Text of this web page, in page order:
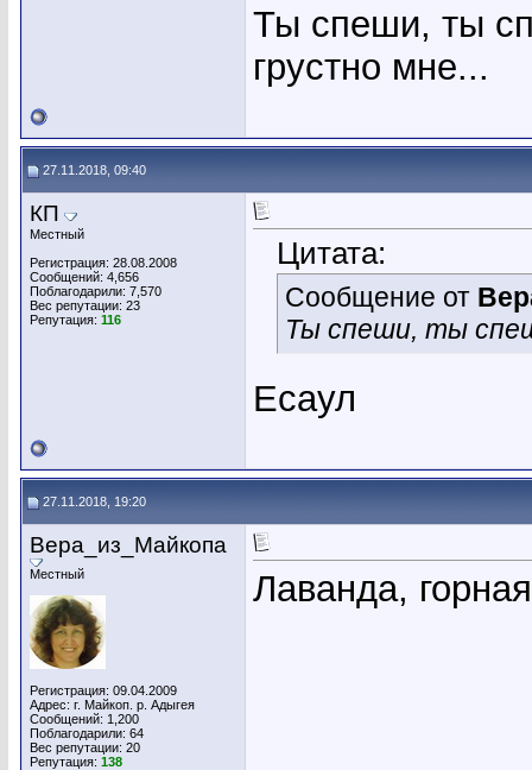
Ты спеши, ты
грустно мне...
27.11.2018, 09:40
КП
Местный
Регистрация: 28.08.2008
Сообщений: 4,656
Поблагодарили: 7,570
Вес репутации: 23
Репутация: 116
Цитата:
Сообщение от
Ты спеши, ты
Есаул
27.11.2018, 19:20
Вера_из_Майкопа
Местный
Регистрация: 09.04.2009
Адрес: г. Майкоп. р. Адыгея
Сообщений: 1,200
Поблагодарили: 64
Вес репутации: 20
Репутация: 138
Лаванда,